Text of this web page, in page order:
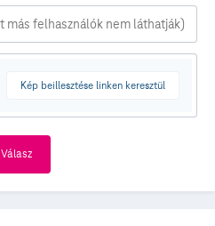
Kép beillesztése linken keresztül
Válasz